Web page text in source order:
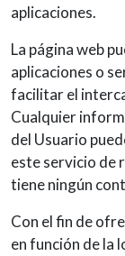
aplicaciones.
La página web
aplicaciones o
facilitar el
Cualquier
del Usuario
este servicio de
tiene ningún
Con el fin de
en función de la